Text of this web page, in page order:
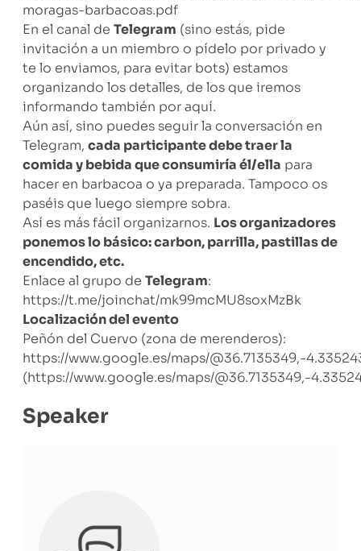
moragas-barbacoas.pdf
En el canal de Telegram (sino estás, pide
invitación a un miembro o pídelo por privado y
te lo enviamos, para evitar bots) estamos
organizando los detalles, de los que iremos
informando también por aquí.
Aún así, sino puedes seguir la conversación en
Telegram, cada participante debe traer la
comida y bebida que consumiría él/ella para
hacer en barbacoa o ya preparada. Tampoco os
paséis que luego siempre sobra.
Así es más fácil organizarnos. Los organizadores
ponemos lo básico: carbon, parrilla, pastillas de
encendido, etc.
Enlace al grupo de Telegram:
https://t.me/joinchat/mk99mcMU8soxMzBk
Localización del evento
Peñón del Cuervo (zona de merenderos):
https://www.google.es/maps/@36.7135349,-
(https://www.google.es/maps/@36.7135349,-
Speaker